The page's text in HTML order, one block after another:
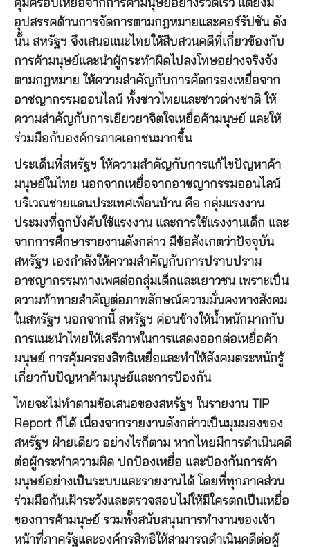
คุ้มครอบเหยื่อจากการค้ามนุษย์อย่างรวดเร็ว แต่ยังมี
อุปสรรคด้านการจัดการตามกฎหมายและคอร์รัปชัน ดัง
นั้น สหรัฐฯ จึงเสนอแนะไทยให้สืบสวนคดีที่เกี่ยวข้องกับ
การค้ามนุษย์และนำผู้กระทำผิดไปลงโทษอย่างจริงจัง
ตามกฎหมาย ให้ความสำคัญกับการคัดกรองเหยื่อจาก
อาชญากรรมออนไลน์ ทั้งชาวไทยและชาวต่างชาติ ให้
ความสำคัญกับการเยียวยาจิตใจเหยื่อค้ามนุษย์ และให้
ร่วมมือกับองค์กรภาคเอกชนมากขึ้น
ประเด็นที่สหรัฐฯ ให้ความสำคัญกับการแก้ไขปัญหาค้า
มนุษย์ในไทย นอกจากเหยื่อจากอาชญากรรมออนไลน์
บริเวณชายแดนประเทศเพื่อนบ้าน คือ กลุ่มแรงงาน
ประมงที่ถูกบังคับใช้แรงงาน และการใช้แรงงานเด็ก และ
จากการศึกษารายงานดังกล่าว มีข้อสังเกตว่าปัจจุบัน
สหรัฐฯ เองกำลังให้ความสำคัญกับการปราบปราม
อาชญากรรมทางเพศต่อกลุ่มเด็กและเยาวชน เพราะเป็น
ความท้าทายสำคัญต่อภาพลักษณ์ความมั่นคงทางสังคม
ในสหรัฐฯ นอกจากนี้ สหรัฐฯ ค่อนข้างให้น้ำหนักมากกับ
การแนะนำไทยให้เสรีภาพในการแสดงออกต่อเหยื่อค้า
มนุษย์ การคุ้มครองสิทธิเหยื่อและทำให้สังคมตระหนักรู้
เกี่ยวกับปัญหาค้ามนุษย์และการป้องกัน
ไทยจะไม่ทำตามข้อเสนอของสหรัฐฯ ในรายงาน TIP
Report ก็ได้ เนื่องจากรายงานดังกล่าวเป็นมุมมองของ
สหรัฐฯ ฝ่ายเดียว อย่างไรก็ตาม หากไทยมีการดำเนินคดี
ต่อผู้กระทำความผิด ปกป้องเหยื่อ และป้องกันการค้า
มนุษย์อย่างเป็นระบบและรายงานได้ โดยที่ทุกภาคส่วน
ร่วมมือกันเฝ้าระวังและตรวจสอบไม่ให้มีใครตกเป็นเหยื่อ
ของการค้ามนุษย์ รวมทั้งสนับสนุนการทำงานของเจ้า
หน้าที่ภาครัฐและองค์กรสิทธิให้สามารถดำเนินคดีต่อผู้